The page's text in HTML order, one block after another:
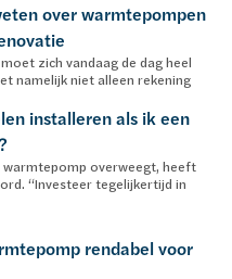
over warmtepompen
zich vandaag de dag heel
namelijk niet alleen rekening
installeren als ik een
warmtepomp overweegt, heeft
“Investeer tegelijkertijd in
rendabel voor